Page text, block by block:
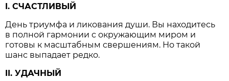
I. СЧАСТЛИВЫЙ
День триумфа и ликования души. Вы находитесь
в полной гармонии с окружающим миром и
готовы к масштабным свершениям. Но такой
шанс выпадает редко.
II. УДАЧНЫЙ